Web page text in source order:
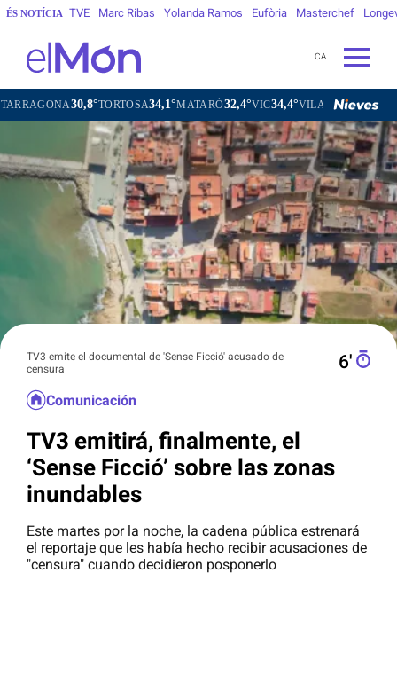
ÉS NOTÍCIA TVE Marc Ribas Yolanda Ramos Eufòria Masterchef
CA
30,8°TORTOSA34,1°MATARÓ32,4°VIC34,4°VILAFRANCA DEL PENEDÈS
TV3 emite el documental de 'Sense Ficció' acusado de
censura
6′
Comunicación
TV3 emitirá, finalmente, el
‘Sense Ficció’ sobre las zonas
inundables
Este martes por la noche, la cadena pública estrenará
el reportaje que les había hecho recibir acusaciones de
"censura" cuando decidieron posponerlo